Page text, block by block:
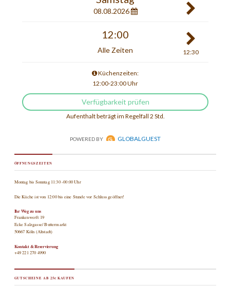
ÖFFNUNGSZEITEN
Montag bis Sonntag 11:30 -00:00 Uhr
Die Küche ist von 12:00 bis eine Stunde vor Schluss geöffnet!
Ihr Weg zu uns
Frankenwerft 19
Ecke Salzgasse/ Buttermarkt
50667 Köln (Altstadt)
Kontakt & Reservierung
+49 221 270 4990
GUTSCHEINE AB 25€ KAUFEN